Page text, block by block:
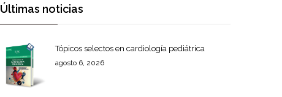
Últimas noticias
Tópicos selectos en cardiología pediátrica
agosto 6, 2026